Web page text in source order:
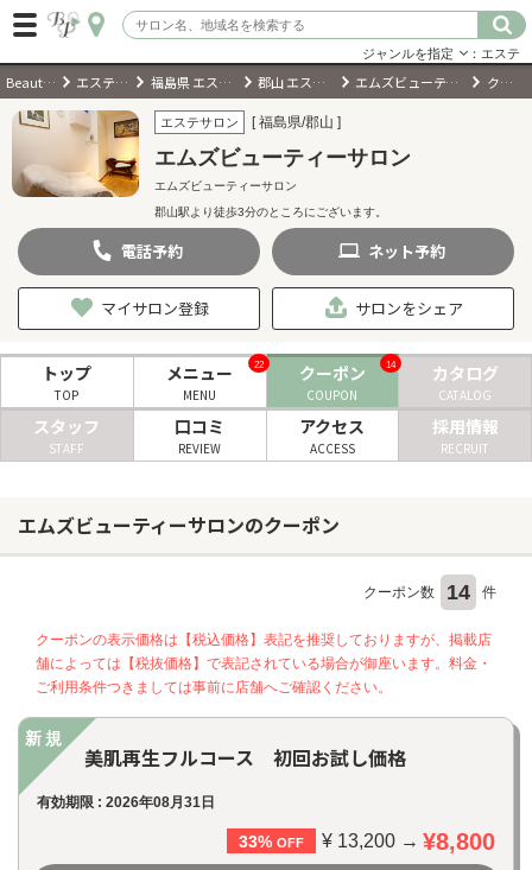
ログイン
会員登録 （無料）
キーワード検索
ジャンルを選択
キーワードで検索
現在地から探す
ネイルサロン
まつげサロン
エステサロン
リラクゼーションサロン
美容クリニック
ジャンルを指定 ：エステ
BeautyPark エステサロン 福島県 エステサロン 郡山 エステサロン エムズビューティーサロン クーポン
エステサロン [ 福島県/郡山 ]
エムズビューティーサロン
エムズビューティーサロン
郡山駅より徒歩3分のところにございます。
電話予約 ネット予約
マイサロン登録 サロンをシェア
トップ
TOP
メニュー
MENU
22 クーポン
COUPON
14 カタログ
CATALOG
スタッフ
STAFF
口コミ
REVIEW
アクセス
ACCESS
採用情報
RECRUIT
エムズビューティーサロンのクーポン
クーポン数 14 件
クーポンの表示価格は【税込価格】表記を推奨しておりますが、掲載店
舗によっては【税抜価格】で表記されている場合が御座います。料金・
ご利用条件つきましては事前に店舗へご確認ください。
新規
美肌再生フルコース 初回お試し価格
有効期限 : 2026年08月31日
33% OFF ¥ 13,200 → ¥8,800